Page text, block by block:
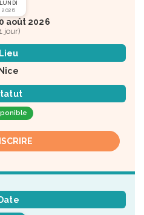
LUNDI
2026
août 2026
jour)
Lieu
Nice
Date